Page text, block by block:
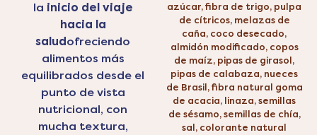
la inicio del viaje
hacia la
salud ofreciendo
alimentos más
equilibrados desde el
punto de vista
nutricional, con
mucha textura,
azúcar, fibra de trigo, pulpa
de cítricos, melazas de
caña, coco desecado,
almidón modificado, copos
de maíz, pipas de girasol,
pipas de calabaza, nueces
de Brasil, fibra natural goma
de acacia, linaza, semillas
de sésamo, semillas de chía,
sal, colorante natural